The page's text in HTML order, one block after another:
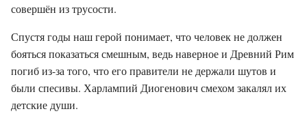
совершён из трусости.
Спустя годы наш герой понимает, что человек не должен
бояться показаться смешным, ведь наверное и Древний Рим
погиб из-за того, что его правители не держали шутов и
были спесивы. Харлампий Диогенович смехом закалял их
детские души.